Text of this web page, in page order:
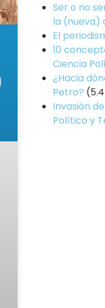
Ser o no
la (nueva)
El
10
Ciencia
¿Hacia
Petro?
Invasión
Político y